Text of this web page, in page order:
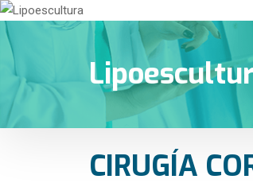
CIRUGÍA